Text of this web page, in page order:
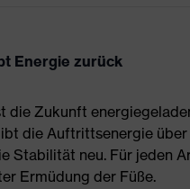
Energie zurück
die Zukunft
die Auftrittsenergie
Stabilität neu. Für jeden
Ermüdung der Füße.